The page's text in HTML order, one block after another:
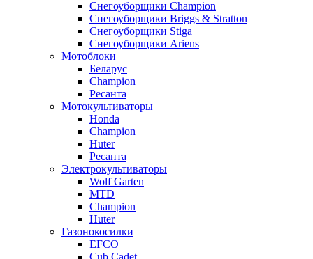
Снегоуборщики Champion
Снегоуборщики Briggs & Stratton
Снегоуборщики Stiga
Снегоуборщики Ariens
Мотоблоки
Беларус
Champion
Ресанта
Мотокультиваторы
Honda
Champion
Huter
Ресанта
Электрокультиваторы
Wolf Garten
MTD
Champion
Huter
Газонокосилки
EFCO
Cub Cadet